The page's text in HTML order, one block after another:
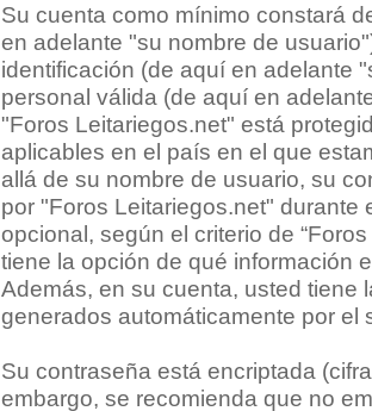
Su cuenta como mínimo constará
en adelante "su nombre de
identificación (de aquí en adelante
personal válida (de aquí en
"Foros Leitariegos.net" está
aplicables en el país en el que
allá de su nombre de usuario, su
por "Foros Leitariegos.net" durante
opcional, según el criterio de
tiene la opción de qué información
Además, en su cuenta, usted tiene
generados automáticamente por el
Su contraseña está encriptada
embargo, se recomienda que no